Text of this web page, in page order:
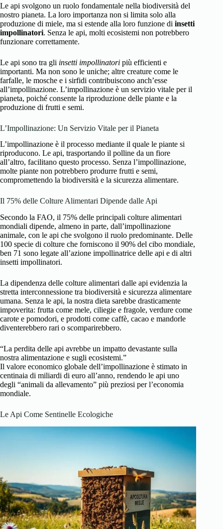
Le api svolgono un ruolo fondamentale nella biodiversità del
nostro pianeta. La loro importanza non si limita solo alla
produzione di miele, ma si estende alla loro funzione di insetti
impollinatori. Senza le api, molti ecosistemi non potrebbero
funzionare correttamente.
Le api sono tra gli insetti impollinatori più efficienti e
importanti. Ma non sono le uniche; altre creature come le
farfalle, le mosche e i sirfidi contribuiscono anch’esse
all’impollinazione. L’impollinazione è un servizio vitale per il
pianeta, poiché consente la riproduzione delle piante e la
produzione di frutti e semi.
L’Impollinazione: Un Servizio Vitale per il Pianeta
L’impollinazione è il processo mediante il quale le piante si
riproducono. Le api, trasportando il polline da un fiore
all’altro, facilitano questo processo. Senza l’impollinazione,
molte piante non potrebbero produrre frutti e semi,
compromettendo la biodiversità e la sicurezza alimentare.
Il 75% delle Colture Alimentari Dipende dalle Api
Secondo la FAO, il 75% delle principali colture alimentari
mondiali dipende, almeno in parte, dall’impollinazione
animale, con le api che svolgono il ruolo predominante. Delle
100 specie di colture che forniscono il 90% del cibo mondiale,
ben 71 sono legate all’azione impollinatrice delle api e di altri
insetti impollinatori.
La dipendenza delle colture alimentari dalle api evidenzia la
stretta interconnessione tra biodiversità e sicurezza alimentare
umana. Senza le api, la nostra dieta sarebbe drasticamente
impoverita: frutta come mele, ciliegie e fragole, verdure come
carote e pomodori, e prodotti come caffè, cacao e mandorle
diventerebbero rari o scomparirebbero.
“La perdita delle api avrebbe un impatto devastante sulla
nostra alimentazione e sugli ecosistemi.”
Il valore economico globale dell’impollinazione è stimato in
centinaia di miliardi di euro all’anno, rendendo le api uno
degli “animali da allevamento” più preziosi per l’economia
mondiale.
Le Api Come Sentinelle Ecologiche